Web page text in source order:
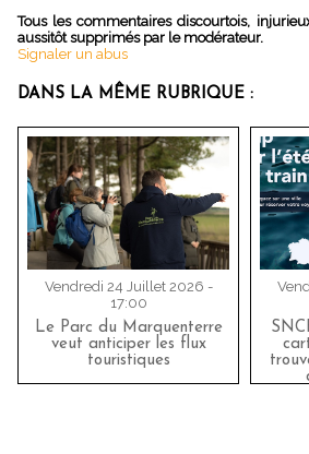
Tous les commentaires discourtois,
aussitôt supprimés par le modérateur.
Signaler un abus
DANS LA MÊME RUBRIQUE :
Vendredi 24 Juillet 2026 -
17:00
Le Parc du Marquenterre
veut anticiper les flux
touristiques